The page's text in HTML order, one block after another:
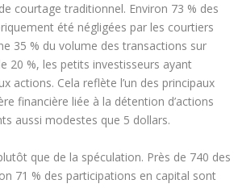
courtage traditionnel. Environ 73 % des
été négligées par les courtiers
35 % du volume des transactions sur
20 %, les petits investisseurs ayant
actions. Cela reflète l’un des principaux
financière liée à la détention d’actions
aussi modestes que 5 dollars.
que de la spéculation. Près de 740 des
71 % des participations en capital sont